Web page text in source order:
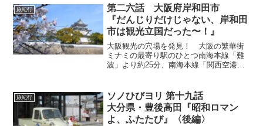
った「藁の物体」を見つけた？そして飛
鳥寺へ、撮影OKの日本最古の仏像・飛鳥
大仏を撮影。入館無料の奈良県立万葉文
化館を見学。
旅紀行
第二六話 大阪府岸和田市
『だんじりだけじゃない、岸和田
市は観光立国だった〜！』
大阪観光の穴場を発見！ 大阪の繁華街
ミナミの最寄り駅のひとつ南海本線「難
波」より約25分、南海本線「関西空港」
けど、それだけではなかった・・・！
ホスピタリィな町「岸和田」を小旅
行〜。
旅紀行
ソノひびヨリ 第十九話
大分県・豊後高田『昭和ロマン
よ、ふたたび』〈後編〉